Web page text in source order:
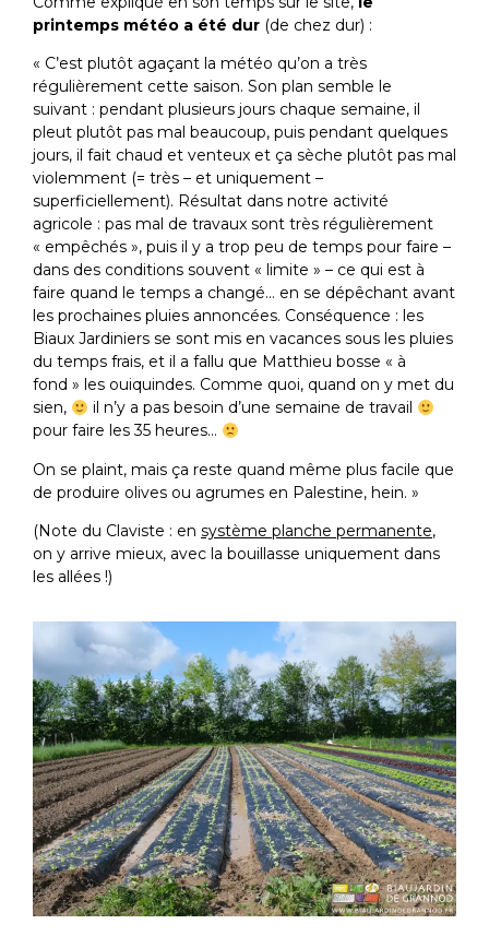
printemps météo a été dur (de chez dur) :
« C’est plutôt agaçant la météo qu’on a très
régulièrement cette saison. Son plan semble le
suivant : pendant plusieurs jours chaque semaine, il
pleut plutôt pas mal beaucoup, puis pendant quelques
jours, il fait chaud et venteux et ça sèche plutôt pas mal
violemment (= très – et uniquement –
superficiellement). Résultat dans notre activité
agricole : pas mal de travaux sont très régulièrement
« empêchés », puis il y a trop peu de temps pour faire –
dans des conditions souvent « limite » – ce qui est à
faire quand le temps a changé… en se dépêchant avant
les prochaines pluies annoncées. Conséquence : les
Biaux Jardiniers se sont mis en vacances sous les pluies
du temps frais, et il a fallu que Matthieu bosse « à
fond » les ouiquindes. Comme quoi, quand on y met du
sien,
il n’y a pas besoin d’une semaine de travail
pour faire les 35 heures…
On se plaint, mais ça reste quand même plus facile que
de produire olives ou agrumes en Palestine, hein. »
(Note du Claviste : en système planche permanente,
on y arrive mieux, avec la bouillasse uniquement dans
les allées !)